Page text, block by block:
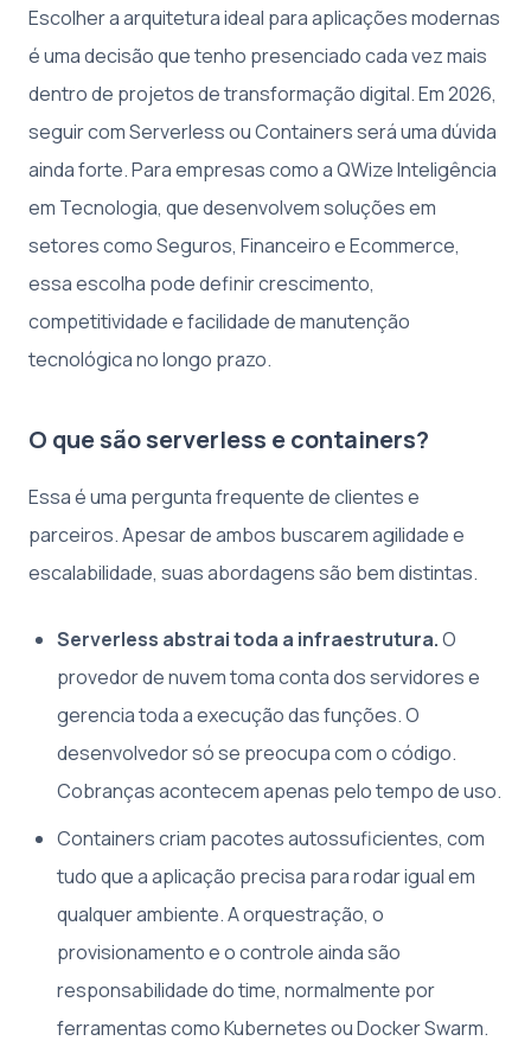
Escolher a arquitetura ideal para aplicações modernas
é uma decisão que tenho presenciado cada vez mais
dentro de projetos de transformação digital. Em 2026,
seguir com Serverless ou Containers será uma dúvida
ainda forte. Para empresas como a QWize Inteligência
em Tecnologia, que desenvolvem soluções em
setores como Seguros, Financeiro e Ecommerce,
essa escolha pode definir crescimento,
competitividade e facilidade de manutenção
tecnológica no longo prazo.
O que são serverless e containers?
Essa é uma pergunta frequente de clientes e
parceiros. Apesar de ambos buscarem agilidade e
escalabilidade, suas abordagens são bem distintas.
Serverless abstrai toda a infraestrutura.O
provedor de nuvem toma conta dos servidores e
gerencia toda a execução das funções. O
desenvolvedor só se preocupa com o código.
Cobranças acontecem apenas pelo tempo de uso.
Containers criam pacotes autossuficientes, com
tudo que a aplicação precisa para rodar igual em
qualquer ambiente. A orquestração, o
provisionamento e o controle ainda são
responsabilidade do time, normalmente por
ferramentas como Kubernetes ou Docker Swarm.